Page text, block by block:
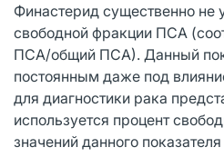
Финастерид существенно не
свободной фракции ПСА
ПСА/общий ПСА). Данный
постоянным даже под
для диагностики рака
используется процент
значений данного